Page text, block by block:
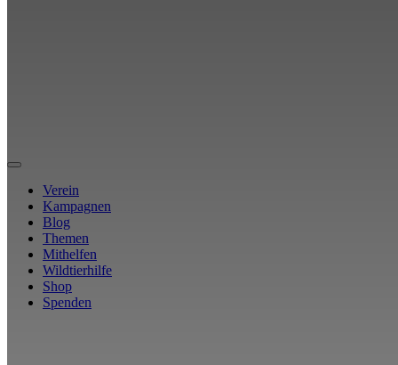
Verein
Kampagnen
Blog
Themen
Mithelfen
Wildtierhilfe
Shop
Spenden